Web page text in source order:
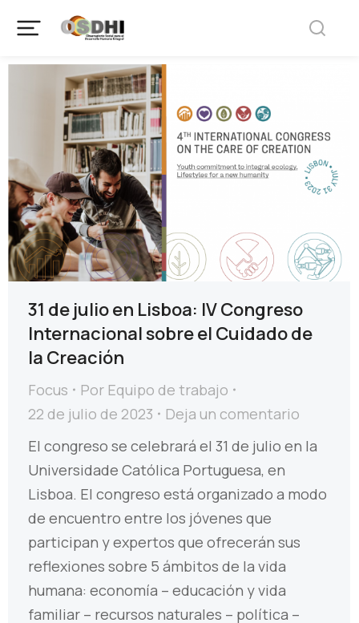
31 de julio en Lisboa: IV Congreso
Internacional sobre el Cuidado de
la Creación
Focus Por Equipo de trabajo
22 de julio de 2023
Deja un comentario
El congreso se celebrará el 31 de julio en la
Universidade Católica Portuguesa, en
Lisboa. El congreso está organizado a modo
de encuentro entre los jóvenes que
participan y expertos que ofrecerán sus
reflexiones sobre 5 ámbitos de la vida
humana: economía – educación y vida
familiar – recursos naturales – política –